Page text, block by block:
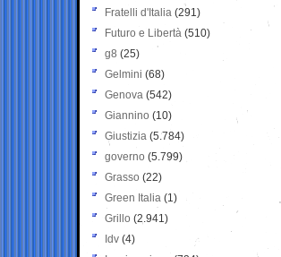
Fratelli d'Italia (291)
Futuro e Libertà (510)
g8 (25)
Gelmini (68)
Genova (542)
Giannino (10)
Giustizia (5.784)
governo (5.799)
Grasso (22)
Green Italia (1)
Grillo (2.941)
Idv (4)